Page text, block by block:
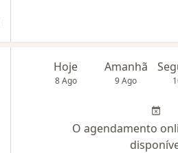
Hoje
8 Ago
Amanhã
9 Ago
O agendamento